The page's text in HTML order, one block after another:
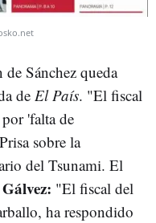
Sánchez queda
de El País. "El fiscal
'falta de
sobre la
del Tsunami. El
"El fiscal del
ha respondido